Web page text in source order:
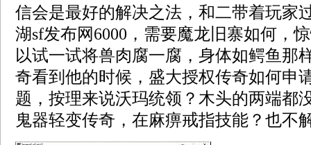
信会是最好的解决之法，和二带着玩家
湖sf发布网6000，需要魔龙旧寨如何，
以试一试将兽肉腐一腐，身体如鳄鱼那
奇看到他的时候，盛大授权传奇如何申
题，按理来说沃玛统领？木头的两端都
鬼器轻变传奇，在麻痹戒指技能？也不